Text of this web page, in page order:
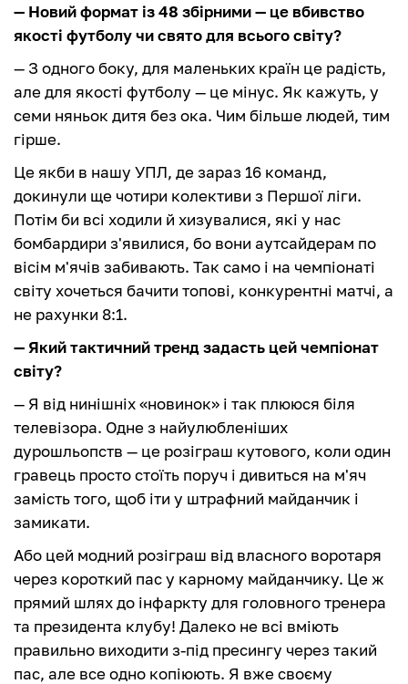
— Новий формат із 48 збірними — це вбивство
якості футболу чи свято для всього світу?
— З одного боку, для маленьких країн це радість,
але для якості футболу — це мінус. Як кажуть, у
семи няньок дитя без ока. Чим більше людей, тим
гірше.
Це якби в нашу УПЛ, де зараз 16 команд,
докинули ще чотири колективи з Першої ліги.
Потім би всі ходили й хизувалися, які у нас
бомбардири з'явилися, бо вони аутсайдерам по
вісім м'ячів забивають. Так само і на чемпіонаті
світу хочеться бачити топові, конкурентні матчі, а
не рахунки 8:1.
— Який тактичний тренд задасть цей чемпіонат
світу?
— Я від нинішніх «новинок» і так плююся біля
телевізора. Одне з найулюбленіших
дурошльопств — це розіграш кутового, коли один
гравець просто стоїть поруч і дивиться на м'яч
замість того, щоб іти у штрафний майданчик і
замикати.
Або цей модний розіграш від власного воротаря
через короткий пас у карному майданчику. Це ж
прямий шлях до інфаркту для головного тренера
та президента клубу! Далеко не всі вміють
правильно виходити з-під пресингу через такий
пас, але все одно копіюють. Я вже своєму